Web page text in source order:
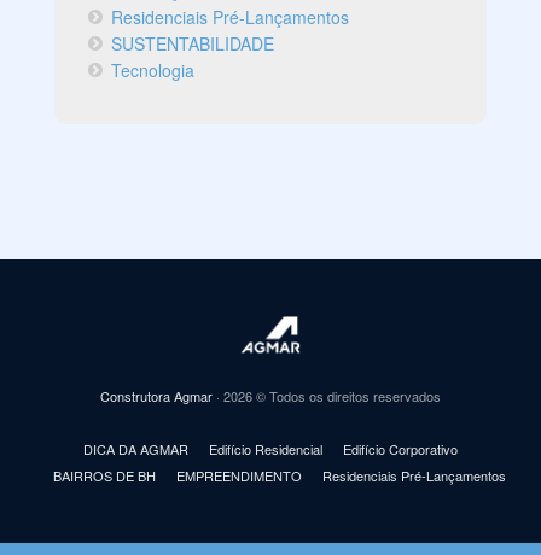
Residenciais Pré-Lançamentos
SUSTENTABILIDADE
Tecnologia
Construtora Agmar · 2026 © Todos os direitos reservados
DICA DA AGMAR Edifício Residencial
Edifício Corporativo
BAIRROS DE BH
EMPREENDIMENTO Residenciais Pré-Lançamentos